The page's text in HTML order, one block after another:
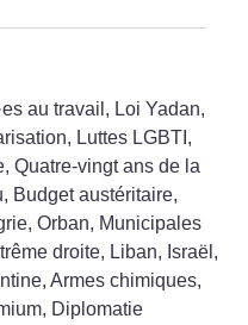
es au travail, Loi Yadan,
Luttes LGBTI,
Quatre-vingt ans de la
Budget austéritaire,
Orban, Municipales
droite, Liban, Israël,
Armes chimiques,
Diplomatie